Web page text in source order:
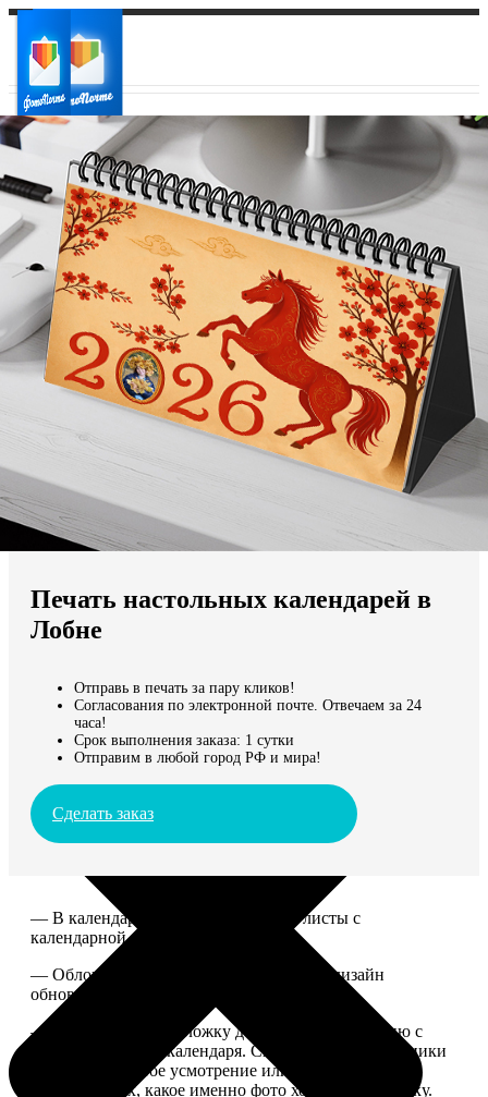
Ваш город:
Ваш регион доставки
Выберите из списка:
Мы доставляем по всему миру
Продолжить без города
Печать настольных календарей в
Лобне
Отправь в печать за пару кликов!
Согласования по электронной почте. Отвечаем за 24
часа!
Срок выполнения заказа: 1 сутки
Отправим в любой город РФ и мира!
Сделать заказ
— В календаре 13 листов: обложка+листы с
календарной сеткой.
— Обложка для календаря стандартная, дизайн
обновляем каждый год.
— В кружочек на обложку добавляем фотографию с
одной из страниц календаря. Снимок наши сотрудники
выбирают на свое усмотрение или пишите в
комментариях, какое именно фото хотите на обложку.